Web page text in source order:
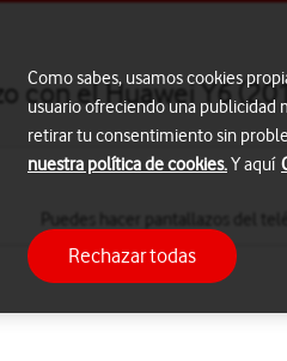
con el Huawei Y6
Como sabes, usamos cookies
usuario ofreciendo una publicidad
retirar tu consentimiento sin
nuestra política de cookies.Y aquí
Rechazar todas